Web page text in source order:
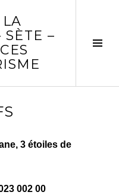
SÈTE –
3 étoiles de
002 00